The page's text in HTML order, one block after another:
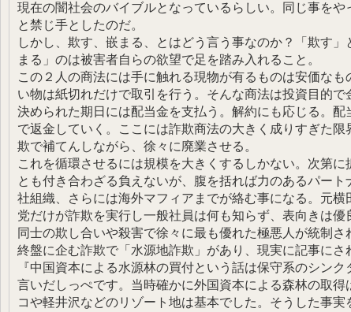
現在の闇社会のバイブルとなっているらしい。同じ事をや
と禁じ手としたのだ。
しかし、欺す、嵌まる、とはどう言う事なのか？「欺す
まる」のは被害者自らの欲望で足を踏み入れること。
この２人の商法には手に触れる現物が有るものは安価な
い物は紙切れだけで取引を行う。そんな商法は投資目的で
決められた期日には配当金を支払う。解約にも応じる。
で返金していく。ここには詐欺商法の大きく成りすぎた
欺で補てんしながら、徐々に廃業させる。
これを循環させるには規模を大きくするしかない。次第
とも付き合わざる負えないが、腹を括れば力のあるパー
社組織、さらには海外マフィアまでが絡む事になる。元
党だけが詐欺を実行し一般社員は何も知らず、表向きは
同士の欺し合いや殺害で徐々に最も優れた極悪人が統制さ
終盤に企む詐欺で「水源地詐欺」があり、現実に記事にさ
『中国資本による水源林の買付という話は保守系のシン
言いだしっぺです。当時確かに外国資本による森林の取
コや軽井沢などのリゾート地は基本でした。そうした事